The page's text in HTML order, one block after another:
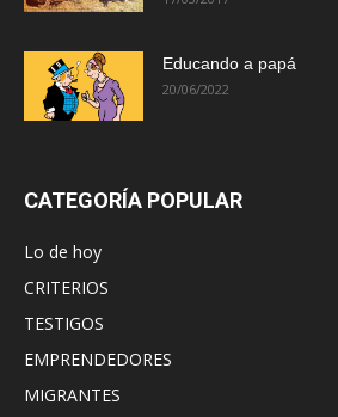
Educando a papá
20/06/2022
CATEGORÍA POPULAR
Lo de hoy
CRITERIOS
TESTIGOS
EMPRENDEDORES
MIGRANTES